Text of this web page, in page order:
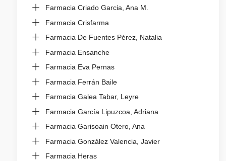
Farmacia Criado Garcia, Ana M.
Farmacia Crisfarma
Farmacia De Fuentes Pérez, Natalia
Farmacia Ensanche
Farmacia Eva Pernas
Farmacia Ferrán Baile
Farmacia Galea Tabar, Leyre
Farmacia García Lipuzcoa, Adriana
Farmacia Garisoain Otero, Ana
Farmacia González Valencia, Javier
Farmacia Heras